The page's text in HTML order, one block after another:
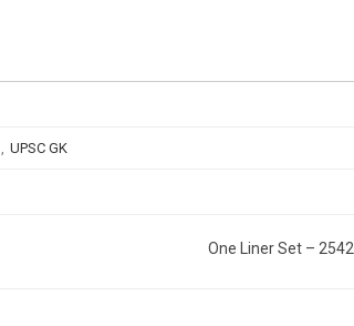
, UPSC GK
One Liner Set – 2542